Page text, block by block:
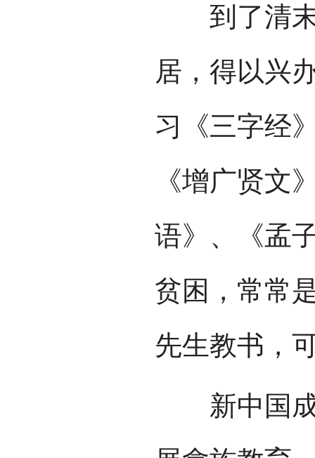
到了清末
居，得以兴
习《三字经
《增广贤文
语》、《孟
贫困，常常
先生教书，
新中国成